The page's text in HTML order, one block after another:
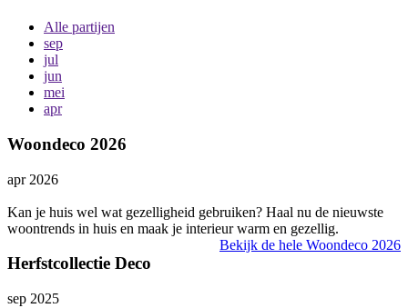
Alle partijen
sep
jul
jun
mei
apr
Woondeco 2026
apr 2026
Kan je huis wel wat gezelligheid gebruiken? Haal nu de nieuwste
woontrends in huis en maak je interieur warm en gezellig.
Bekijk de hele Woondeco 2026
Herfstcollectie Deco
sep 2025